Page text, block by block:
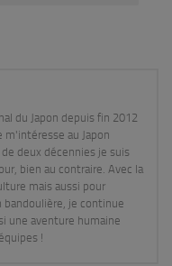
du Japon depuis fin 2012
m'intéresse au Japon
deux décennies je suis
bien au contraire. Avec la
mais aussi pour
je continue
une aventure humaine
!